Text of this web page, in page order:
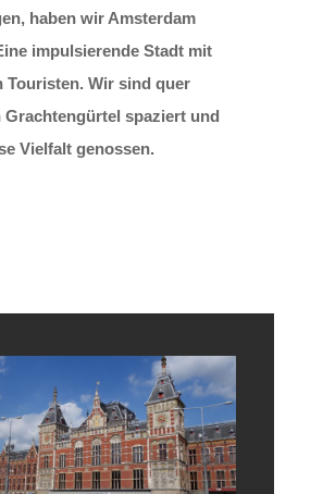
haben wir Amsterdam
impulsierende Stadt mit
Touristen. Wir sind quer
Grachtengürtel spaziert und
Vielfalt genossen.